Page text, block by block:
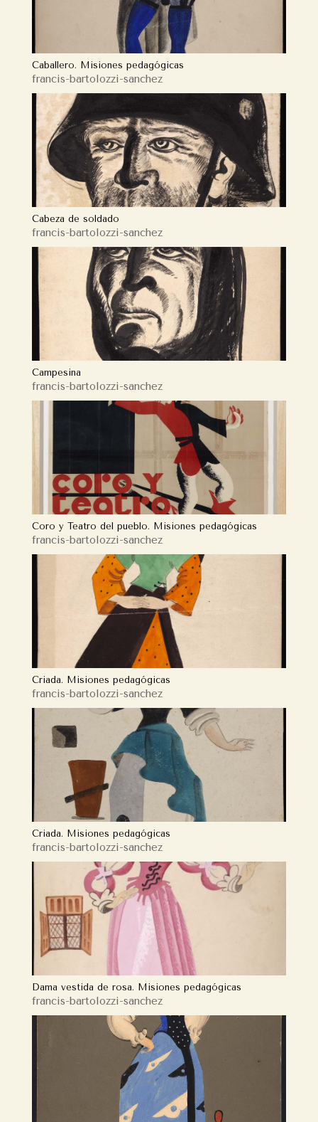
Caballero. Misiones pedagógicas
francis-bartolozzi-sanchez
Cabeza de soldado
francis-bartolozzi-sanchez
Campesina
francis-bartolozzi-sanchez
Coro y Teatro del pueblo. Misiones pedagógicas
francis-bartolozzi-sanchez
Criada. Misiones pedagógicas
francis-bartolozzi-sanchez
Criada. Misiones pedagógicas
francis-bartolozzi-sanchez
Dama vestida de rosa. Misiones pedagógicas
francis-bartolozzi-sanchez